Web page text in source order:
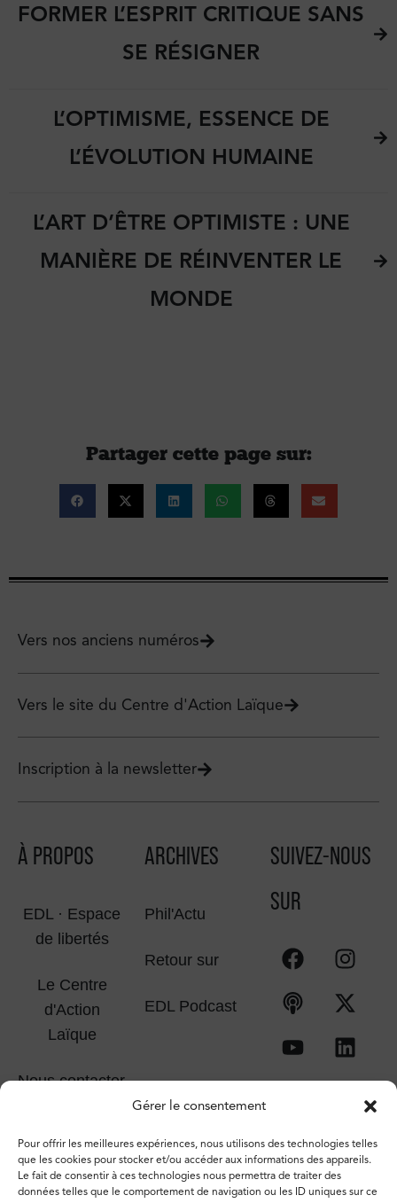
Gérer le consentement
Pour offrir les meilleures expériences, nous utilisons des technologies telles
que les cookies pour stocker et/ou accéder aux informations des appareils.
Le fait de consentir à ces technologies nous permettra de traiter des
données telles que le comportement de navigation ou les ID uniques sur ce
FORMER L’ESPRIT CRITIQUE SANS
SE RÉSIGNER
L’OPTIMISME, ESSENCE DE
L’ÉVOLUTION HUMAINE
L’ART D’ÊTRE OPTIMISTE : UNE
MANIÈRE DE RÉINVENTER LE
MONDE
Partager cette page sur :
Vers nos anciens numéros
Vers le site du Centre d'Action Laïque
Inscription à la newsletter
À PROPOS
EDL · Espace
de libertés
Le Centre
d'Action
Laïque
Nous contacter
ARCHIVES
Phil'Actu
Retour sur
EDL Podcast
SUIVEZ-NOUS
SUR